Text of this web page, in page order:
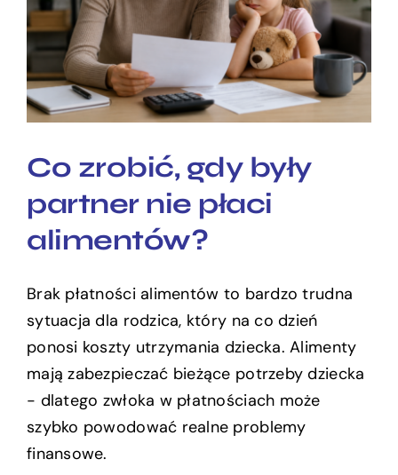
Co zrobić, gdy były partner
nie płaci alimentów?
Co zrobić, gdy były
partner nie płaci
alimentów?
Brak płatności alimentów to bardzo trudna
sytuacja dla rodzica, który na co dzień
ponosi koszty utrzymania dziecka. Alimenty
mają zabezpieczać bieżące potrzeby dziecka
- dlatego zwłoka w płatnościach może
szybko powodować realne problemy
finansowe.